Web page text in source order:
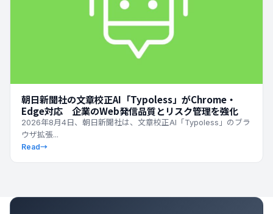
朝日新聞社の文章校正AI「Typoless」がChrome・
Edge対応 企業のWeb発信品質とリスク管理を強化
2026年8月4日、朝日新聞社は、文章校正AI「Typoless」のブラ
ウザ拡張...
Read→